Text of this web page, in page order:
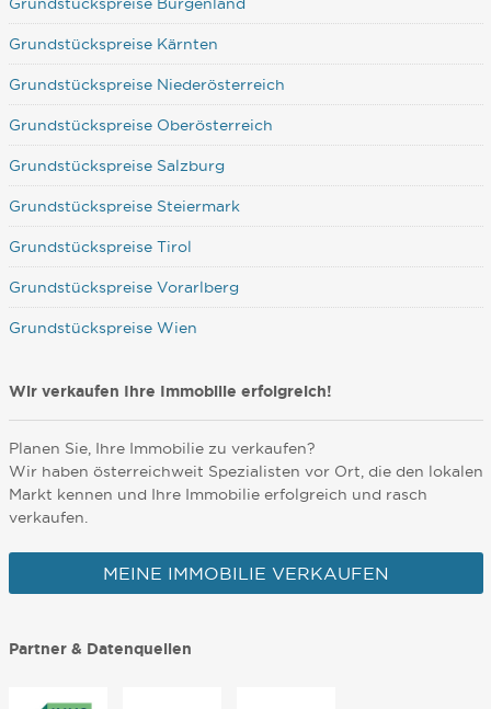
Grundstückspreise Kärnten
Grundstückspreise Niederösterreich
Grundstückspreise Oberösterreich
Grundstückspreise Salzburg
Grundstückspreise Steiermark
Grundstückspreise Tirol
Grundstückspreise Vorarlberg
Grundstückspreise Wien
Wir verkaufen Ihre Immobilie erfolgreich!
Planen Sie, Ihre Immobilie zu verkaufen?
Wir haben österreichweit Spezialisten vor Ort, die den lokalen
Markt kennen und Ihre Immobilie erfolgreich und rasch
verkaufen.
MEINE IMMOBILIE VERKAUFEN
Partner & Datenquellen